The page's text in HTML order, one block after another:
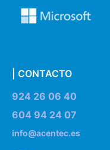
| CONTACTO
924 26 06 40
604 94 24 07
info@acentec.es